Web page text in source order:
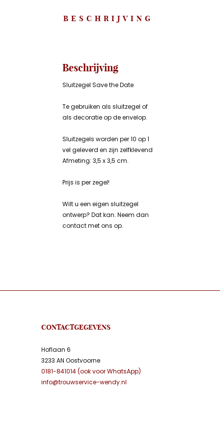
BESCHRIJVING
Beschrijving
Sluitzegel Save the Date
Te gebruiken als sluitzegel of
als decoratie op de envelop.
Sluitzegels worden per 10 op 1
vel geleverd en zijn zelfklevend
Afmeting: 3,5 x 3,5 cm.
Prijs is per zegel!
Wilt u een eigen sluitzegel
ontwerp? Dat kan. Neem dan
contact met ons op.
CONTACTGEGEVENS
Hoflaan 6
3233 AN Oostvoorne
0181-841014 (ook voor WhatsApp)
info@trouwservice-wendy.nl